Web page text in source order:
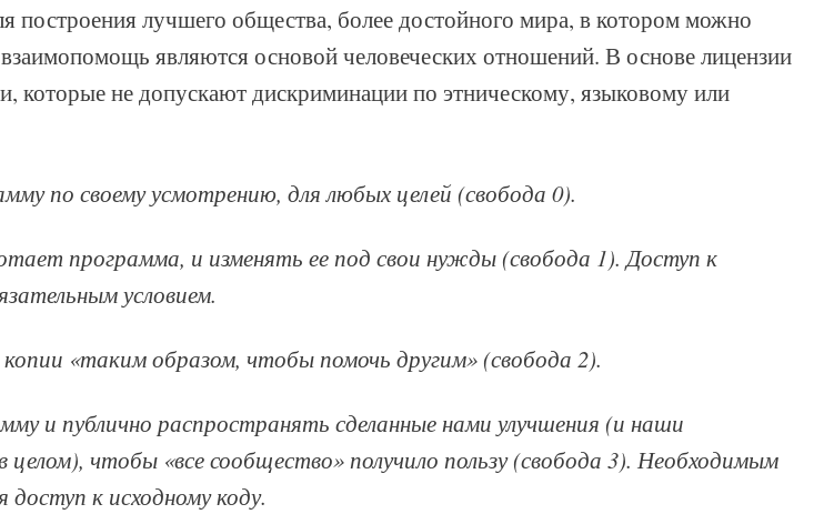
построения лучшего общества, более достойного мира, в котором можно
являются основой человеческих отношений. В основе лицензии
которые не допускают дискриминации по этническому, языковому или
по своему усмотрению, для любых целей (свобода 0).
программа, и изменять ее под свои нужды (свобода 1). Доступ к
условием.
«таким образом, чтобы помочь другим» (свобода 2).
и публично распространять сделанные нами улучшения (и наши
чтобы «все сообщество» получило пользу (свобода 3). Необходимым
доступ к исходному коду.